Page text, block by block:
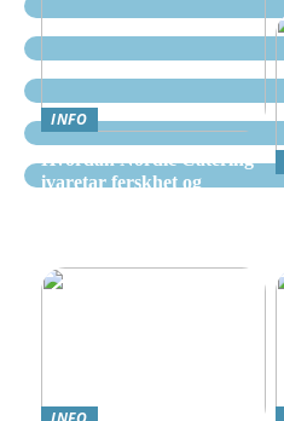
INFO
Hvordan Nordic Catering
ivaretar ferskhet og